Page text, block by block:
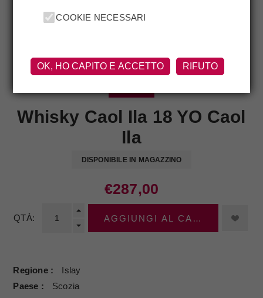
Whisky Caol Ila 18 YO Caol
Ila
DISPONIBILE IN MAGAZZINO
€287,00
QTÀ: AGGIUNGI AL CARRELLO
Regione
Islay
Paese
Scozia
COOKIE NECESSARI
OK, HO CAPITO E ACCETTO RIFUTO